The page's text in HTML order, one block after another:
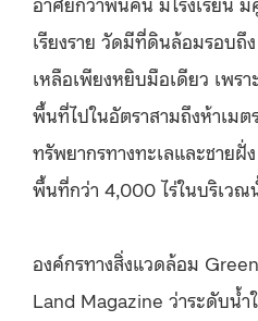
เรียงราย วัดมีที่ดินล้อมรอบ
เหลือเพียงหยิบมือเดียว เพร
พื้นที่ไปในอัตราสามถึงห้าเม
ทรัพยากรทางทะเลและชาย
พื้นที่กว่า 4,000 ไร่ในบริเว
องค์กรทางสิ่งแวดล้อม
Land Magazine ว่าระดับน้ำ